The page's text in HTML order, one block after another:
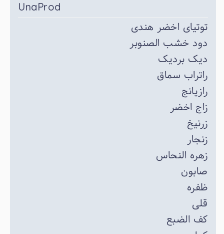
UnaProd
توتیای اخضر هندی
دود خشب الصنوبر
دیک بردیک
راتراب سماق
رازیانج
زاج اخضر
زرنیخ
زنجار
زهره النحاس
صابون
ظفره
قلی
کف الضبع